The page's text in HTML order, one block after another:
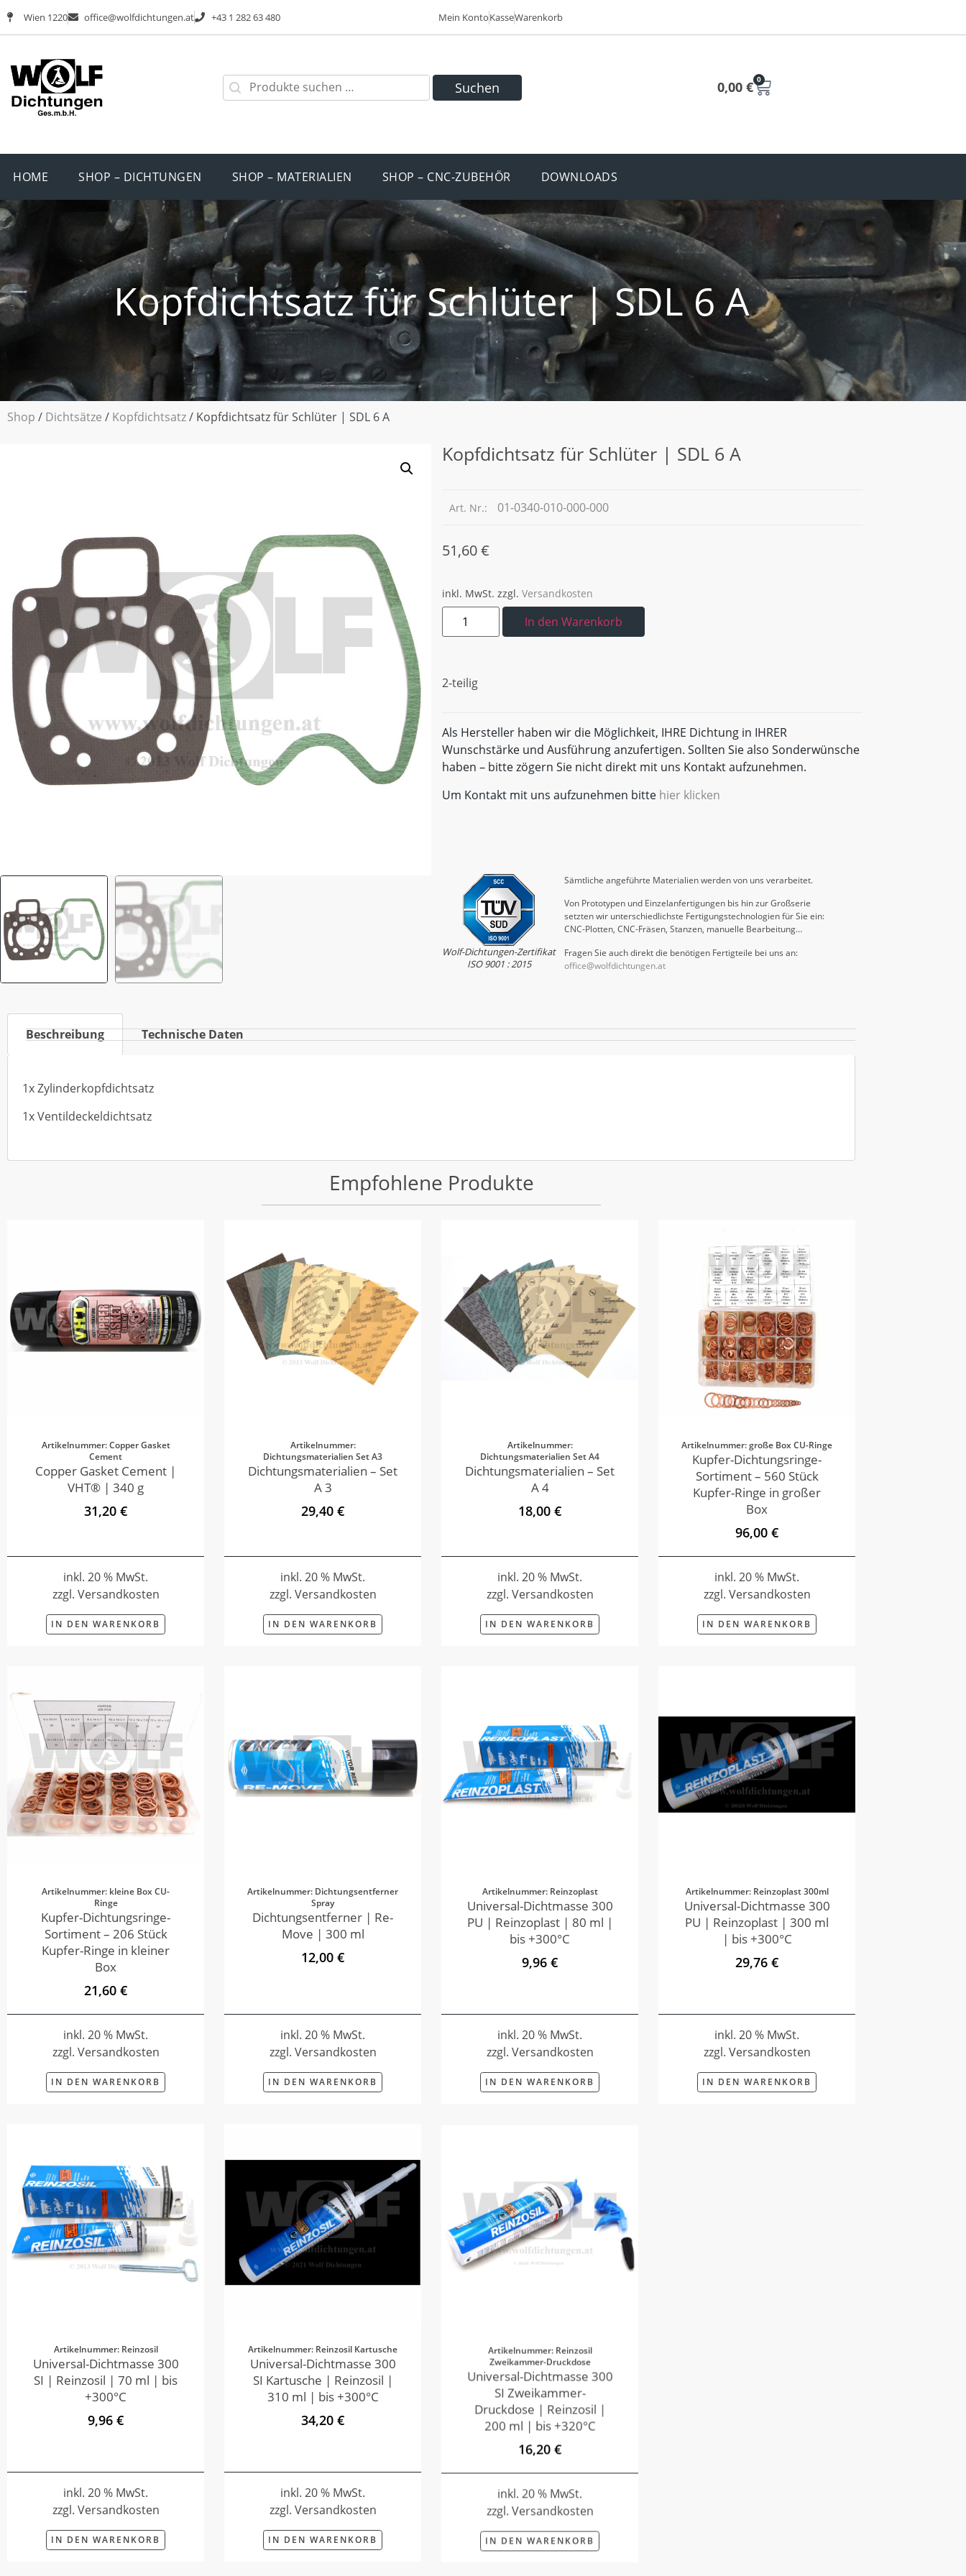
Wien 1220 office@wolfdichtungen.at +43 1 282 63 480 Mein KontoKasseWarenkorb
Suchen 0,00 € 0
HOME SHOP – DICHTUNGEN SHOP – MATERIALIEN SHOP – CNC-ZUBEHÖR DOWNLOADS
Kopfdichtsatz für Schlüter | SDL 6 A
Shop / Dichtsätze / Kopfdichtsatz/ Kopfdichtsatz für Schlüter | SDL 6 A
Kopfdichtsatz für Schlüter | SDL 6 A
Art. Nr.: 01-0340-010-000-000
51,60€
inkl. MwSt. zzgl. Versandkosten
In den Warenkorb
2-teilig
Als Hersteller haben wir die Möglichkeit, IHRE Dichtung in IHRER
Wunschstärke und Ausführung anzufertigen. Sollten Sie also Sonderwünsche
haben – bitte zögern Sie nicht direkt mit uns Kontakt aufzunehmen.
Um Kontakt mit uns aufzunehmen bitte hier klicken
Wolf-Dichtungen-Zertifikat
ISO 9001 : 2015
Sämtliche angeführte Materialien werden von uns verarbeitet.
Von Prototypen und Einzelanfertigungen bis hin zur Großserie
setzten wir unterschiedlichste Fertigungstechnologien für Sie ein:
CNC-Plotten, CNC-Fräsen, Stanzen, manuelle Bearbeitung…
Fragen Sie auch direkt die benötigen Fertigteile bei uns an:
office@wolfdichtungen.at
Beschreibung Technische Daten
1x Zylinderkopfdichtsatz
1x Ventildeckeldichtsatz
Empfohlene Produkte
Artikelnummer: Copper Gasket
Cement
Copper Gasket Cement |
VHT® | 340 g
31,20 €
inkl. 20 % MwSt.
zzgl. Versandkosten
IN DEN WARENKORB
Artikelnummer:
Dichtungsmaterialien Set A3
Dichtungsmaterialien – Set
A 3
29,40 €
inkl. 20 % MwSt.
zzgl. Versandkosten
IN DEN WARENKORB
Artikelnummer:
Dichtungsmaterialien Set A4
Dichtungsmaterialien – Set
A 4
18,00 €
inkl. 20 % MwSt.
zzgl. Versandkosten
IN DEN WARENKORB
Artikelnummer: große Box CU-Ringe
Kupfer-Dichtungsringe-
Sortiment – 560 Stück
Kupfer-Ringe in großer
Box
96,00 €
inkl. 20 % MwSt.
zzgl. Versandkosten
IN DEN WARENKORB
Artikelnummer: kleine Box CU-
Ringe
Kupfer-Dichtungsringe-
Sortiment – 206 Stück
Kupfer-Ringe in kleiner
Box
21,60 €
inkl. 20 % MwSt.
zzgl. Versandkosten
IN DEN WARENKORB
Artikelnummer: Dichtungsentferner
Spray
Dichtungsentferner | Re-
Move | 300 ml
12,00 €
inkl. 20 % MwSt.
zzgl. Versandkosten
IN DEN WARENKORB
Artikelnummer: Reinzoplast
Universal-Dichtmasse 300
PU | Reinzoplast | 80 ml |
bis +300°C
9,96 €
inkl. 20 % MwSt.
zzgl. Versandkosten
IN DEN WARENKORB
Artikelnummer: Reinzoplast 300ml
Universal-Dichtmasse 300
PU | Reinzoplast | 300 ml
| bis +300°C
29,76 €
inkl. 20 % MwSt.
zzgl. Versandkosten
IN DEN WARENKORB
Artikelnummer: Reinzosil
Universal-Dichtmasse 300
SI | Reinzosil | 70 ml | bis
+300°C
9,96 €
inkl. 20 % MwSt.
zzgl. Versandkosten
IN DEN WARENKORB
Artikelnummer: Reinzosil Kartusche
Universal-Dichtmasse 300
SI Kartusche | Reinzosil |
310 ml | bis +300°C
34,20 €
inkl. 20 % MwSt.
zzgl. Versandkosten
IN DEN WARENKORB
Artikelnummer: Reinzosil
Zweikammer-Druckdose
Universal-Dichtmasse 300
SI Zweikammer-
Druckdose | Reinzosil |
200 ml | bis +320°C
16,20 €
inkl. 20 % MwSt.
zzgl. Versandkosten
IN DEN WARENKORB